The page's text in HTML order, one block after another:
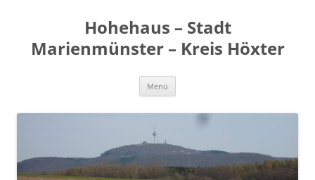
Hohehaus – Stadt
Marienmünster – Kreis Höxter
Menü